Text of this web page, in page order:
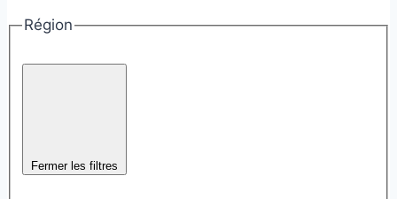
Région
Fermer les filtres